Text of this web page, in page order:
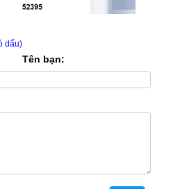
dấu)
Tên bạn: